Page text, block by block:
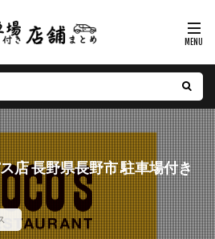
店 長野県長野市 駐車場付き
岩手県 宮城県
秋田県
茨城県 栃木県
群馬県
東京都 神奈川県
新潟県
富山県 石川県
福井県
愛知県 三重県
滋賀県